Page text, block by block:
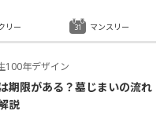
100年デザイン
期限がある？墓じまいの流れ
説
リー マンスリー